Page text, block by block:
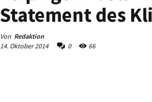
Statement des
Von Redaktion
14. Oktober 2014
0 66